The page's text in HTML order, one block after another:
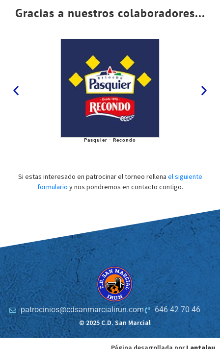
Gracias a nuestros colaboradores...
Pasquier - Recondo
Si estas interesado en patrocinar el torneo rellena el siguiente
formulario y nos pondremos en contacto contigo.
patrocinios@cdsanmarcialirun.com
646 42 70 46
© 2025 C.D. San Marcial